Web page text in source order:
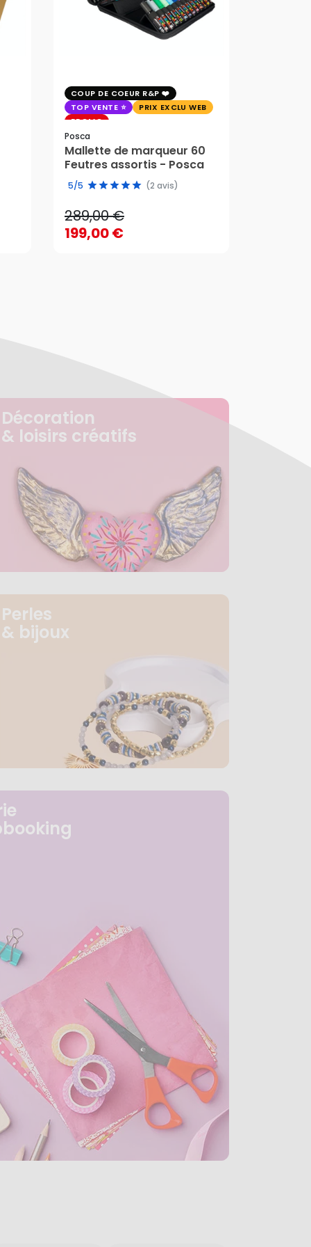
COUP DE COEUR R&P
TOP VENTE
PRIX EXCLU WEB
PROMO
Posca
Mallette de marqueur 60
Feutres assortis - Posca
5/5 (2 avis)
289,00 €
199,00 €
289,00 €
199,00 €
AJOUTER AU PANIER
Décoration
& loisirs créatifs
Perles
& bijoux